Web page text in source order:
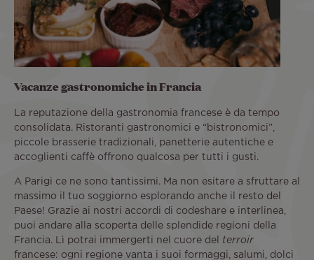
Vacanze gastronomiche in Francia
La reputazione della gastronomia francese è da tempo
consolidata. Ristoranti gastronomici e “bistronomici”,
piccole brasserie tradizionali, panetterie autentiche e
accoglienti caffè offrono qualcosa per tutti i gusti.
A Parigi ce ne sono tantissimi. Ma non esitare a sfruttare al
massimo il tuo soggiorno esplorando anche il resto del
Paese! Grazie ai nostri accordi di codeshare e interlinea,
puoi andare alla scoperta delle splendide regioni della
Francia. Lì potrai immergerti nel cuore del terroir
francese: ogni regione vanta i suoi formaggi, salumi, dolci